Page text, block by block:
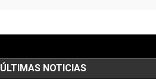
ÚLTIMAS NOTICIAS